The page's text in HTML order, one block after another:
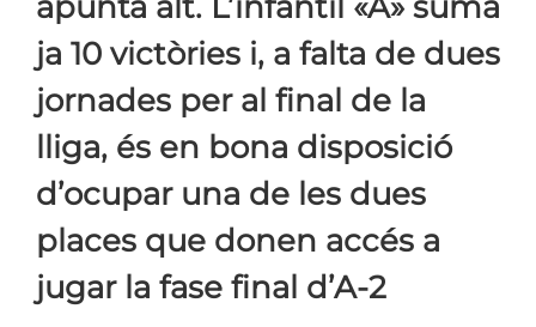
ja 10 victòries i, a falta de dues
jornades per al final de la
lliga, és en bona disposició
d’ocupar una de les dues
places que donen accés a
jugar la fase final d’A-2